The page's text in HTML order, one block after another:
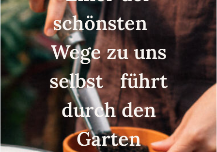
schönsten
Wege zu uns
selbst führt
durch den
Garten